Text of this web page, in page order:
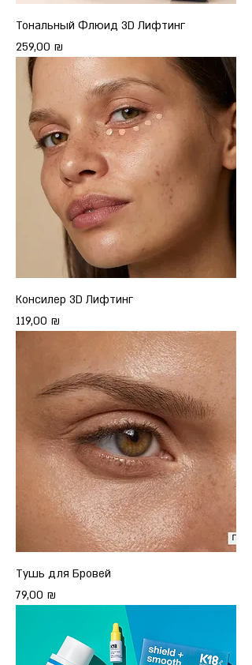
Тональный Флюид 3D Лифтинг
Цена
259,00 ₪
Консилер 3D Лифтинг
Цена
119,00 ₪
Тушь для Бровей
Цена
79,00 ₪